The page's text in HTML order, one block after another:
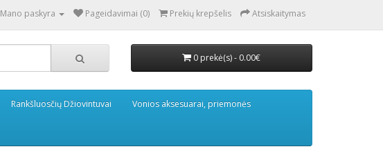
Mano paskyra Pageidavimai (0) Prekių krepšelis Atsiskaitymas
0 prekė(s) - 0.00€
Rankšluosčių Džiovintuvai Vonios aksesuarai, priemonės